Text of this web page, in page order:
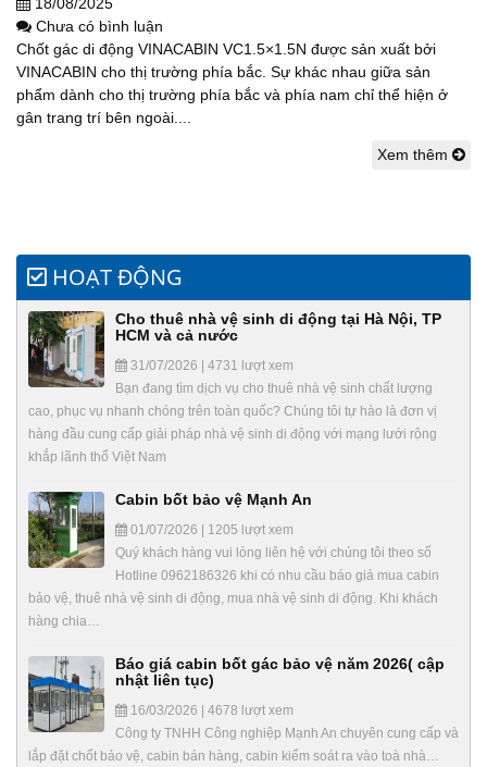
18/08/2025
Chưa có bình luận
Chốt gác di động VINACABIN VC1.5×1.5N được sản xuất bởi
VINACABIN cho thị trường phía bắc. Sự khác nhau giữa sản
phẩm dành cho thị trường phía bắc và phía nam chỉ thể hiện ở
gân trang trí bên ngoài....
Xem thêm
HOẠT ĐỘNG
Cho thuê nhà vệ sinh di động tại Hà Nội, TP
HCM và cả nước
31/07/2026 | 4731 lượt xem
Bạn đang tìm dịch vụ cho thuê nhà vệ sinh chất lượng
cao, phục vụ nhanh chóng trên toàn quốc? Chúng tôi tự hào là đơn vị
hàng đầu cung cấp giải pháp nhà vệ sinh di động với mạng lưới rộng
khắp lãnh thổ Việt Nam
Cabin bốt bảo vệ Mạnh An
01/07/2026 | 1205 lượt xem
Quý khách hàng vui lòng liên hệ với chúng tôi theo số
Hotline 0962186326 khi có nhu cầu báo giá mua cabin
bảo vệ, thuê nhà vệ sinh di động, mua nhà vệ sinh di động. Khi khách
hàng chia…
Báo giá cabin bốt gác bảo vệ năm 2026( cập
nhật liên tục)
16/03/2026 | 4678 lượt xem
Công ty TNHH Công nghiệp Mạnh An chuyên cung cấp và
lắp đặt chốt bảo vệ, cabin bán hàng, cabin kiểm soát ra vào toà nhà…